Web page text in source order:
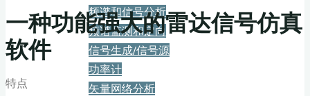
频谱和信号分析
频谱监测和定向
信号生成/信号源
功率计
矢量网络分析
一种功能强大的雷达信号仿真
软件
特点